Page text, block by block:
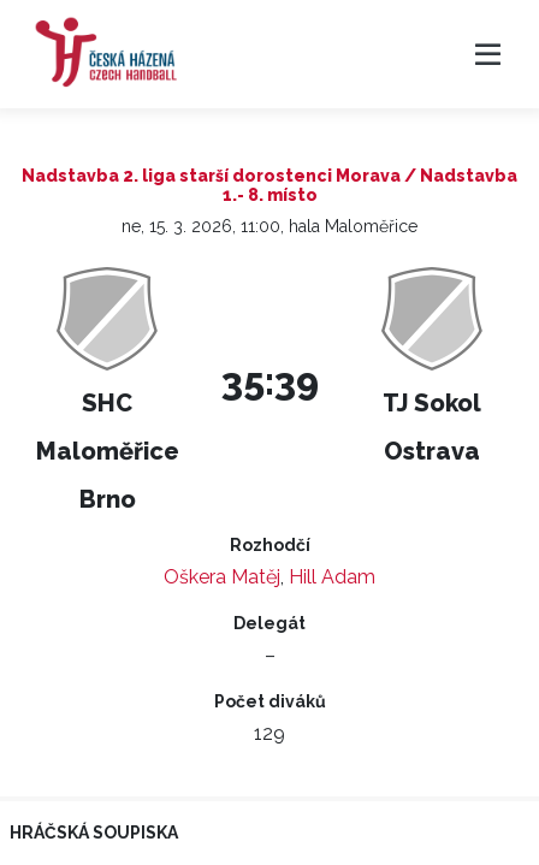
Nadstavba 2. liga starší dorostenci Morava / Nadstavba
1.- 8. místo
ne, 15. 3. 2026, 11:00, hala Maloměřice
SHC
Maloměřice
Brno
35:39
TJ Sokol
Ostrava
Rozhodčí
Oškera Matěj, Hill Adam
Delegát
–
Počet diváků
129
HRÁČSKÁ SOUPISKA